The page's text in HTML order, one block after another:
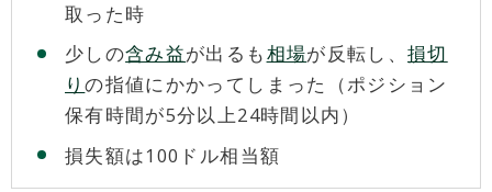
取った時
少しの含み益が出るも相場が反転し、 損切
りの指値にかかってしまった（ポジション
保有時間が5分以上24時間以内）
損失額は100ドル相当額